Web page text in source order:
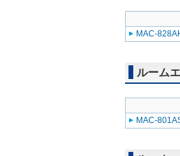
MAC-
ルーム
MAC-